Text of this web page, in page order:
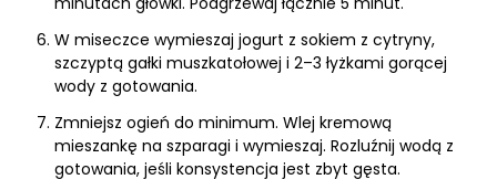
W miseczce wymieszaj jogurt z sokiem z cytryny,
szczyptą gałki muszkatołowej i 2–3 łyżkami gorącej
wody z gotowania.
Zmniejsz ogień do minimum. Wlej kremową
mieszankę na szparagi i wymieszaj. Rozluźnij wodą z
gotowania, jeśli konsystencja jest zbyt gęsta.